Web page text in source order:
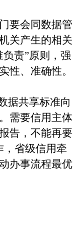
要会同数据管
关产生的相关
责”原则，强
性、准确性。
据共享标准向
需要信用主体
告，不能再要
，省级信用牵
办事流程最优